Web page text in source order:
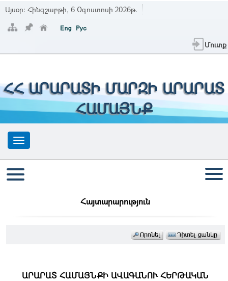
Այսօր: Հինգշաբթի, 6 Օգոստոսի 2026թ.
Մուտք
ՀՀ ԱՐԱՐԱՏԻ ՄԱՐԶԻ ԱՐԱՐԱՏ
ՀԱՄԱՅՆՔ
Հայտարարություն
ԱՐԱՐԱՏ ՀԱՄԱՅՆՔԻ ԱՎԱԳԱՆՈՒ ՀԵՐԹԱԿԱՆ